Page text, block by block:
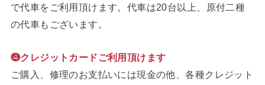
で代車をご利用頂けます。代車は20台以上、原付二種
の代車もございます。
❹クレジットカードご利用頂けます
ご購入、修理のお支払いには現金の他、各種クレジット